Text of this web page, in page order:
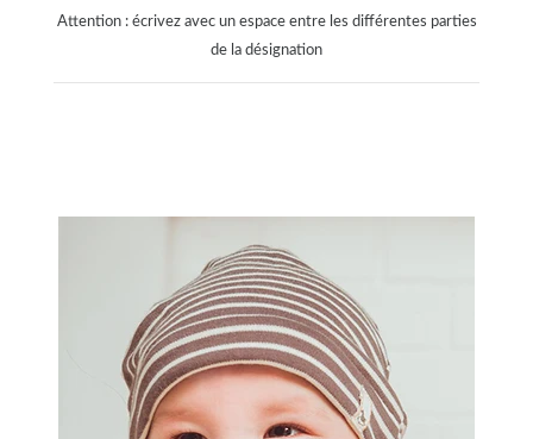
Attention : écrivez avec un espace entre les différentes parties
de la désignation